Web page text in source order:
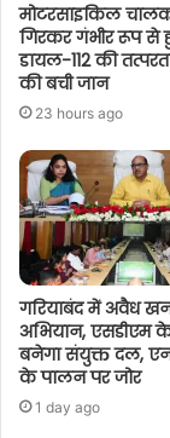
मोटरसाइकिल
गिरकर गंभीर रूप से
डायल-112 की
की बची जान
23 hours ago
गरियाबंद में अवैध
अभियान, एसडीएम
बनेगा संयुक्त दल,
के पालन पर जोर
1 day ago